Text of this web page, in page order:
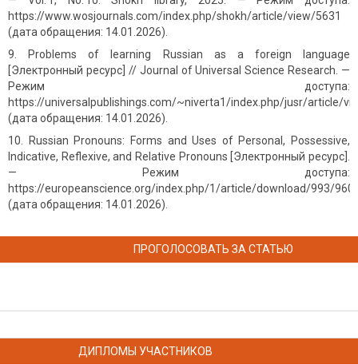
https://www.wosjournals.com/index.php/shokh/article/view/5631
(дата обращения: 14.01.2026).
Problems of learning Russian as a foreign language
[Электронный ресурс] // Journal of Universal Science Research. —
Режим доступа:
https://universalpublishings.com/~niverta1/index.php/jusr/article/
(дата обращения: 14.01.2026).
Russian Pronouns: Forms and Uses of Personal, Possessive,
Indicative, Reflexive, and Relative Pronouns [Электронный ресурс].
— Режим доступа:
https://europeanscience.org/index.php/1/article/download/993/
(дата обращения: 14.01.2026).
ПРОГОЛОСОВАТЬ ЗА СТАТЬЮ
ДИПЛОМЫ УЧАСТНИКОВ